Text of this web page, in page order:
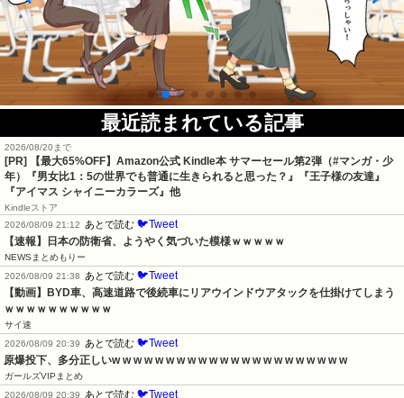
最近読まれている記事
2026/08/20まで
[PR]
【最大65%OFF】Amazon公式 Kindle本 サマーセール第2弾（#マンガ・少
年）『男女比1：5の世界でも普通に生きられると思った？』『王子様の友達』
『アイマス シャイニーカラーズ』他
Kindleストア
2026/08/09 21:12
あとで読む 🐦Tweet
【速報】日本の防衛省、ようやく気づいた模様ｗｗｗｗｗ
NEWSまとめもりー
2026/08/09 21:38
あとで読む 🐦Tweet
【動画】BYD車、高速道路で後続車にリアウインドウアタックを仕掛けてしまう
ｗｗｗｗｗｗｗｗｗｗ
サイ速
2026/08/09 20:39
あとで読む 🐦Tweet
原爆投下、多分正しいw w w w w w w w w w w w w w w w w w w w w w
ガールズVIPまとめ
2026/08/09 20:39
あとで読む 🐦Tweet